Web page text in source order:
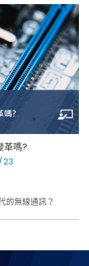
革嗎?
的無線通訊？